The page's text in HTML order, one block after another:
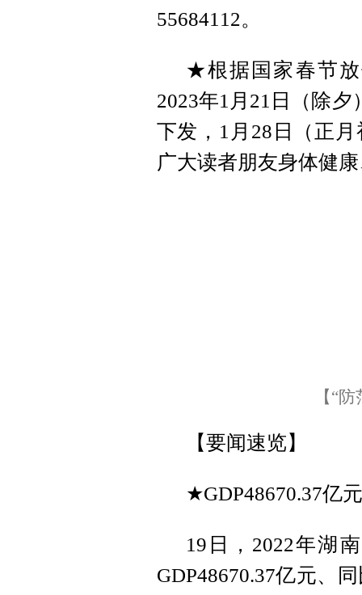
55684112。
★根据国家春节
2023年1月21日（除
下发，1月28日（正
广大读者朋友身体健
【“
【要闻速览】
★GDP48670.37亿
19日，2022年湖
GDP48670.37亿元、